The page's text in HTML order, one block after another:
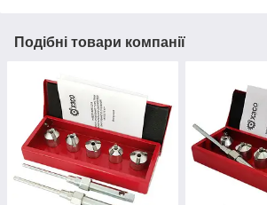
Подібні товари компанії